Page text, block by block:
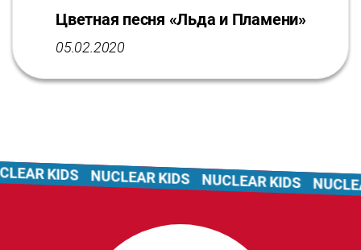
Цветная песня «Льда и Пламени»
05.02.2020
KIDS NUCLEAR KIDS NUCLEAR KIDS